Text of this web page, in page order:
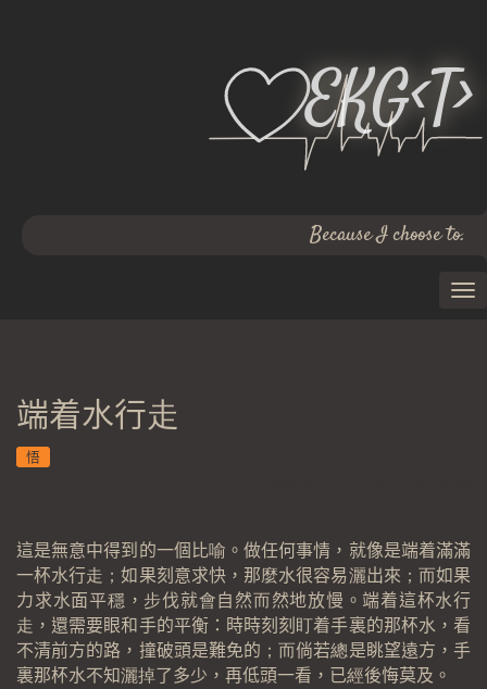
EKG<T>
Because I choose to.
端着水行走
悟
這是無意中得到的一個比喻。做任何事情，就像是端着滿滿
一杯水行走；如果刻意求快，那麼水很容易灑出來；而如果
力求水面平穩，步伐就會自然而然地放慢。端着這杯水行
走，還需要眼和手的平衡：時時刻刻盯着手裏的那杯水，看
不清前方的路，撞破頭是難免的；而倘若總是眺望遠方，手
裏那杯水不知灑掉了多少，再低頭一看，已經後悔莫及。